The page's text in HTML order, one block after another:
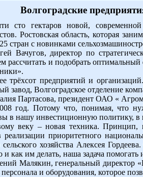
Волгоградские
сто гектаров новой,
Ростовская область, которая
стран с новинками
Вачугов, директор по
рассчитать и подобрать
трёхсот предприятий и
завод, Волгоградское отделение
Партасова, президент ОАО «
год. Потому что, понимая, что
в нашу инвестиционную политику,
веку – новая техника. Принцип,
реализации приоритетного
хозяйства Алексея
и как им делать, наша задача помогать
Малякин, генеральный директор
и оборудования, которое